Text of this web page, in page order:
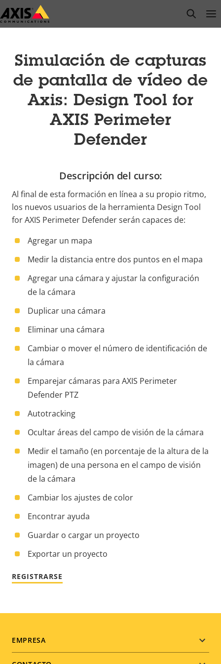
Saltar
al
open
Simulación de capturas
de pantalla de vídeo de
Axis: Design Tool for
AXIS Perimeter
Defender
Descripción del curso:
Al final de esta formación en línea a su propio ritmo,
los nuevos usuarios de la herramienta Design Tool
for AXIS Perimeter Defender serán capaces de:
Agregar un mapa
Medir la distancia entre dos puntos en el mapa
Agregar una cámara y ajustar la configuración
de la cámara
Duplicar una cámara
Eliminar una cámara
Cambiar o mover el número de identificación de
la cámara
Emparejar cámaras para AXIS Perimeter
Defender PTZ
Autotracking
Ocultar áreas del campo de visión de la cámara
Medir el tamaño (en porcentaje de la altura de la
imagen) de una persona en el campo de visión
de la cámara
Cambiar los ajustes de color
Encontrar ayuda
Guardar o cargar un proyecto
Exportar un proyecto
REGISTRARSE
Footer
EMPRESA